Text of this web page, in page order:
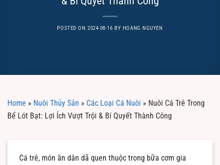
POSTED ON 2024-08-16 BY HOANG NGUYEN
Home » Nuôi Thủy Sản » Các Loại Cá Nuôi » Nuôi Cá Trê Trong
Bể Lót Bạt: Lợi Ích Vượt Trội & Bí Quyết Thành Công
Cá trê, món ăn dân dã quen thuộc trong bữa cơm gia